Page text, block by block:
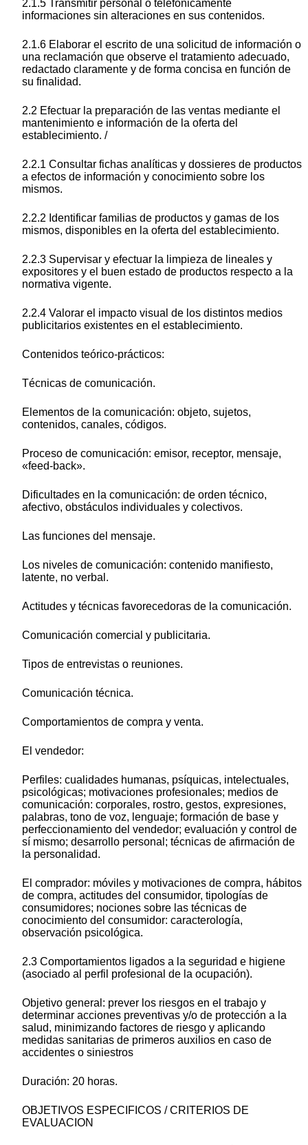
2.1.5 Transmitir personal o telefónicamente
informaciones sin alteraciones en sus contenidos.
2.1.6 Elaborar el escrito de una solicitud de información o
una reclamación que observe el tratamiento adecuado,
redactado claramente y de forma concisa en función de
su finalidad.
2.2 Efectuar la preparación de las ventas mediante el
mantenimiento e información de la oferta del
establecimiento. /
2.2.1 Consultar fichas analíticas y dossieres de productos
a efectos de información y conocimiento sobre los
mismos.
2.2.2 Identificar familias de productos y gamas de los
mismos, disponibles en la oferta del establecimiento.
2.2.3 Supervisar y efectuar la limpieza de lineales y
expositores y el buen estado de productos respecto a la
normativa vigente.
2.2.4 Valorar el impacto visual de los distintos medios
publicitarios existentes en el establecimiento.
Contenidos teórico-prácticos:
Técnicas de comunicación.
Elementos de la comunicación: objeto, sujetos,
contenidos, canales, códigos.
Proceso de comunicación: emisor, receptor, mensaje,
«feed-back».
Dificultades en la comunicación: de orden técnico,
afectivo, obstáculos individuales y colectivos.
Las funciones del mensaje.
Los niveles de comunicación: contenido manifiesto,
latente, no verbal.
Actitudes y técnicas favorecedoras de la comunicación.
Comunicación comercial y publicitaria.
Tipos de entrevistas o reuniones.
Comunicación técnica.
Comportamientos de compra y venta.
El vendedor:
Perfiles: cualidades humanas, psíquicas, intelectuales,
psicológicas; motivaciones profesionales; medios de
comunicación: corporales, rostro, gestos, expresiones,
palabras, tono de voz, lenguaje; formación de base y
perfeccionamiento del vendedor; evaluación y control de
sí mismo; desarrollo personal; técnicas de afirmación de
la personalidad.
El comprador: móviles y motivaciones de compra, hábitos
de compra, actitudes del consumidor, tipologías de
consumidores; nociones sobre las técnicas de
conocimiento del consumidor: caracterología,
observación psicológica.
2.3 Comportamientos ligados a la seguridad e higiene
(asociado al perfil profesional de la ocupación).
Objetivo general: prever los riesgos en el trabajo y
determinar acciones preventivas y/o de protección a la
salud, minimizando factores de riesgo y aplicando
medidas sanitarias de primeros auxilios en caso de
accidentes o siniestros
Duración: 20 horas.
OBJETIVOS ESPECIFICOS / CRITERIOS DE
EVALUACION